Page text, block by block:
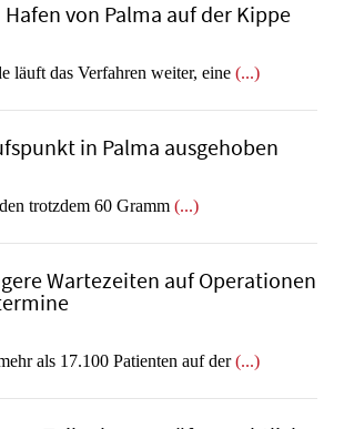
Hafen von Palma auf der Kippe
läuft das Verfahren weiter, eine (...)
in Palma ausgehoben
trotzdem 60 Gramm (...)
Wartezeiten auf Operationen
als 17.100 Patienten auf der(...)